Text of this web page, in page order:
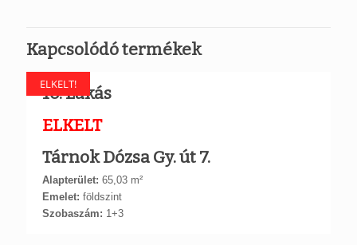
Kapcsolódó termékek
ELKELT!
10. Lakás
ELKELT
Tárnok Dózsa Gy. út 7.
Alapterület: 65,03 m²
Emelet: földszint
Szobaszám: 1+3